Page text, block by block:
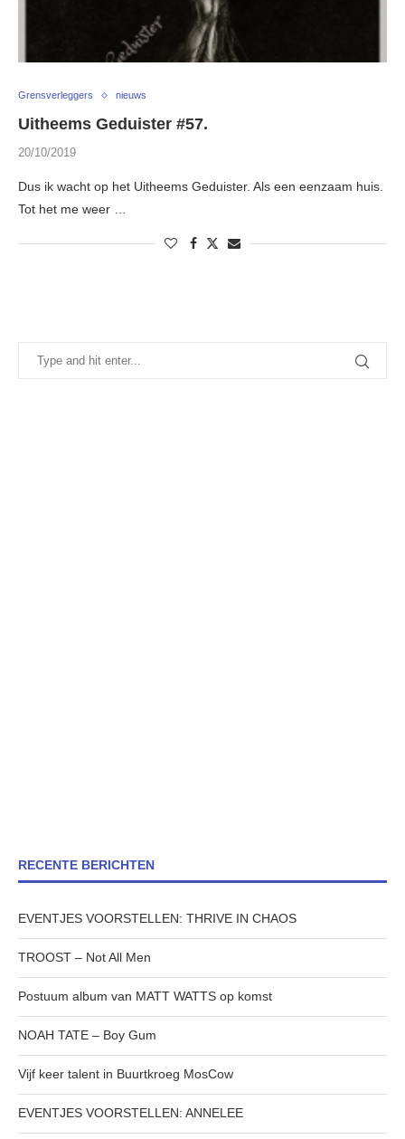
Grensverleggers nieuws
Uitheems Geduister #57.
20/10/2019
Dus ik wacht op het Uitheems Geduister. Als een eenzaam huis.
Tot het me weer …
RECENTE BERICHTEN
EVENTJES VOORSTELLEN: THRIVE IN CHAOS
TROOST – Not All Men
Postuum album van MATT WATTS op komst
NOAH TATE – Boy Gum
Vijf keer talent in Buurtkroeg MosCow
EVENTJES VOORSTELLEN: ANNELEE